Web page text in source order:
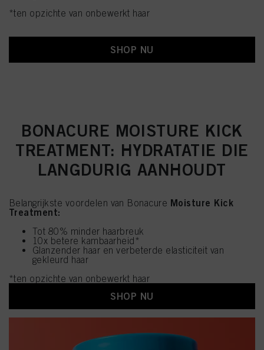
*ten opzichte van onbewerkt haar
SHOP NU
BONACURE MOISTURE KICK
TREATMENT: HYDRATATIE DIE
LANGDURIG AANHOUDT
Belangrijkste voordelen van Bonacure Moisture Kick
Treatment:
Tot 80% minder haarbreuk
10x betere kambaarheid*
Glanzender haar en verbeterde elasticiteit van
gekleurd haar
*ten opzichte van onbewerkt haar
SHOP NU